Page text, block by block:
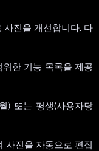
사진을 개선합니다. 다
한 기능 목록을 제공
) 또는 평생(사용자당
사진을 자동으로 편집